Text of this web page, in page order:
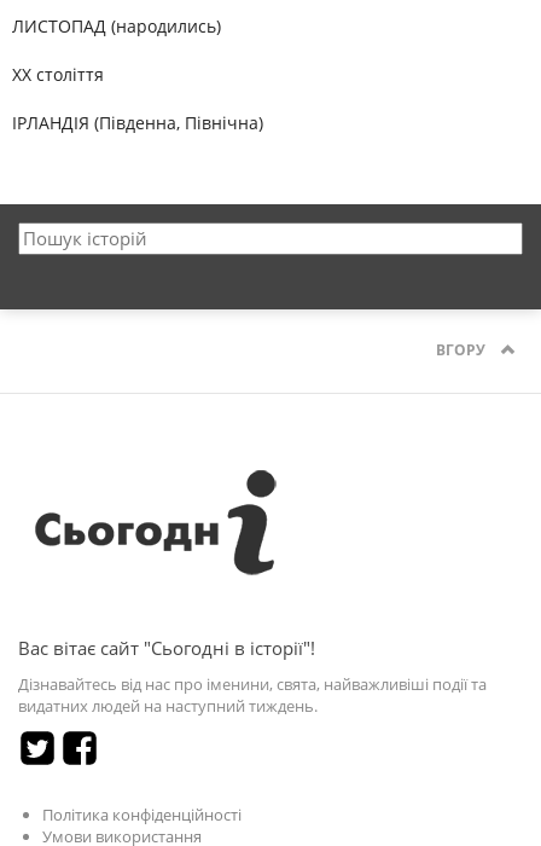
ЛИСТОПАД (народились)
XX століття
ІРЛАНДІЯ (Південна, Північна)
ВГОРУ
Вас вітає сайт "Сьогодні в історії"!
Дізнавайтесь від нас про іменини, свята, найважливіші події та
видатних людей на наступний тиждень.
Політика конфіденційності
Умови використання